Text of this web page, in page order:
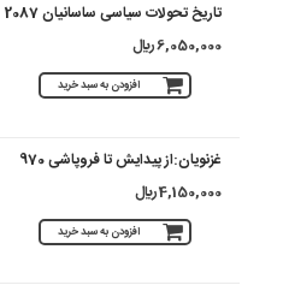
تاریخ تحولات سیاسی ساسانیان 2087
6,050,000 ريال
افزودن به سبد خرید
غزنویان:از پیدایش تا فروپاشی 970
4,150,000 ريال
افزودن به سبد خرید